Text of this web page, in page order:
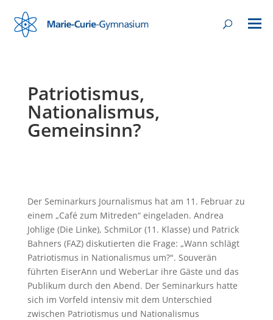
Patriotismus,
Nationalismus,
Gemeinsinn?
Der Seminarkurs Journalismus hat am 11. Februar zu
einem „Café zum Mitreden“ eingeladen. Andrea
Johlige (Die Linke), SchmiLor (11. Klasse) und Patrick
Bahners (FAZ) diskutierten die Frage: „Wann schlägt
Patriotismus in Nationalismus um?". Souverän
führten EiserAnn und WeberLar ihre Gäste und das
Publikum durch den Abend. Der Seminarkurs hatte
sich im Vorfeld intensiv mit dem Unterschied
zwischen Patriotismus und Nationalismus